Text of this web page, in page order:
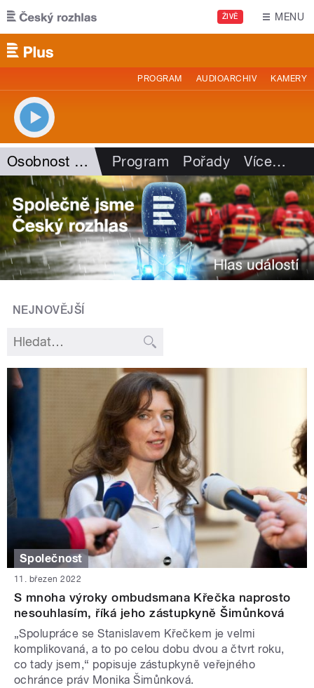
Přejít k hlavnímu obsahu
ŽIVĚ MENU
PROGRAM AUDIOARCHIV KAMERY
Osobnost Plus Program Pořady Více…
NEJNOVĚJŠÍ
Společnost
11. březen 2022
S mnoha výroky ombudsmana Křečka naprosto
nesouhlasím, říká jeho zástupkyně Šimůnková
„Spolupráce se Stanislavem Křečkem je velmi
komplikovaná, a to po celou dobu dvou a čtvrt roku,
co tady jsem,“ popisuje zástupkyně veřejného
ochránce práv Monika Šimůnková.